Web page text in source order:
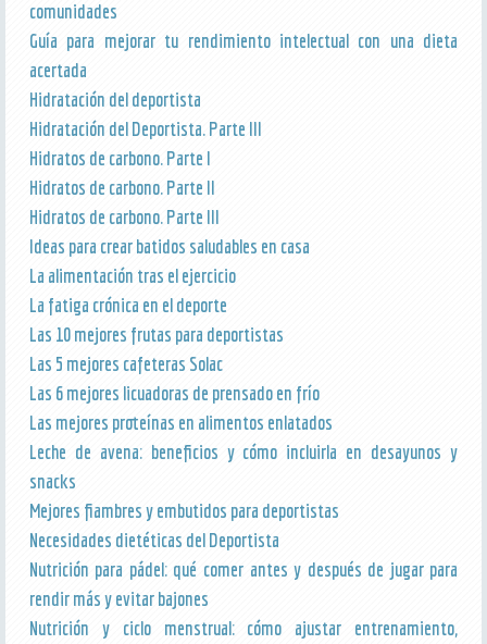
comunidades
Guía para mejorar tu rendimiento intelectual con una dieta
acertada
Hidratación del deportista
Hidratación del Deportista. Parte III
Hidratos de carbono. Parte I
Hidratos de carbono. Parte II
Hidratos de carbono. Parte III
Ideas para crear batidos saludables en casa
La alimentación tras el ejercicio
La fatiga crónica en el deporte
Las 10 mejores frutas para deportistas
Las 5 mejores cafeteras Solac
Las 6 mejores licuadoras de prensado en frío
Las mejores proteínas en alimentos enlatados
Leche de avena: beneficios y cómo incluirla en desayunos y
snacks
Mejores fiambres y embutidos para deportistas
Necesidades dietéticas del Deportista
Nutrición para pádel: qué comer antes y después de jugar para
rendir más y evitar bajones
Nutrición y ciclo menstrual: cómo ajustar entrenamiento,